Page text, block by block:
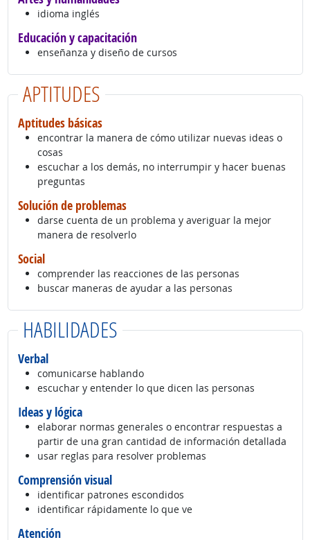
idioma inglés
Educación y capacitación
enseñanza y diseño de cursos
APTITUDES
Aptitudes básicas
encontrar la manera de cómo utilizar nuevas ideas o
cosas
escuchar a los demás, no interrumpir y hacer buenas
preguntas
Solución de problemas
darse cuenta de un problema y averiguar la mejor
manera de resolverlo
Social
comprender las reacciones de las personas
buscar maneras de ayudar a las personas
HABILIDADES
Verbal
comunicarse hablando
escuchar y entender lo que dicen las personas
Ideas y lógica
elaborar normas generales o encontrar respuestas a
partir de una gran cantidad de información detallada
usar reglas para resolver problemas
Comprensión visual
identificar patrones escondidos
identificar rápidamente lo que ve
Atención